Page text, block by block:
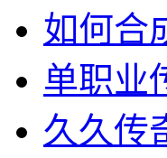
如何合
单职业
久久传